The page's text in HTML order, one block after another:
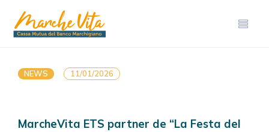
NEWS 11/01/2026
MarcheVita ETS partner de “La Festa del